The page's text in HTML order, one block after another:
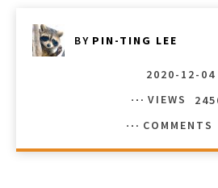
BY PIN-TING LEE
2020-12-04
VIEWS
COMMENTS